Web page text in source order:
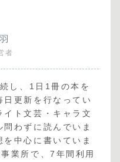
者
し、1日1冊の本を
更新を行なってい
イト文芸・キャラ文
わずに読んでいま
中心に書いていま
業所で、7年間利用